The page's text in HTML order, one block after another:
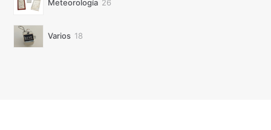
Meteorología 26
Varios 1818